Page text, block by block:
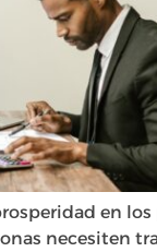
en los
necesiten